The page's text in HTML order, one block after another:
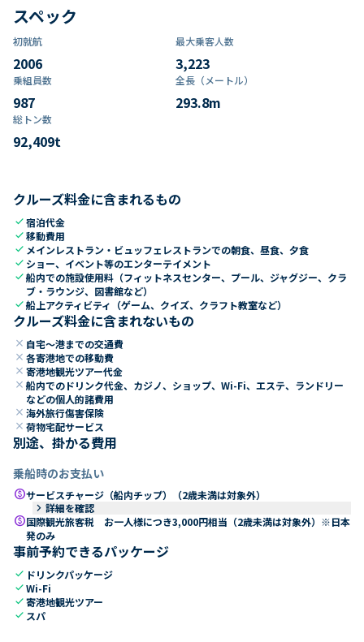
スペック
初就航
2006
最大乗客人数
3,223
乗組員数​
987
全長（メートル）
293.8m
総トン数​
92,409t
クルーズ料金に含まれるもの
check宿泊代金
check移動費用
check メインレストラン・ビュッフェレストランでの朝食、昼食、夕食
check ショー、イベント等のエンターテイメント
check船内での施設使用料（フィットネスセンター、プール、ジャグジー、クラ
ブ・ラウンジ、図書館など）
check船上アクティビティ（ゲーム、クイズ、クラフト教室など）
クルーズ料金に含まれないもの
close 自宅～港までの交通費
close 各寄港地での移動費
close 寄港地観光ツアー代金
close 船内でのドリンク代金、カジノ、ショップ、Wi-Fi、エステ、ランドリー
などの個人的諸費用
close 海外旅行傷害保険
close 荷物宅配サービス
別途、掛かる費用
乗船時のお支払い
paidサービスチャージ（船内チップ）（2歳未満は対象外）
keyboard_arrow_right 詳細を確認
paid国際観光旅客税 お一人様につき3,000円相当（2歳未満は対象外）※日本
発のみ
事前予約できるパッケージ
check ドリンクパッケージ
checkWi-Fi
check寄港地観光ツアー
check スパ